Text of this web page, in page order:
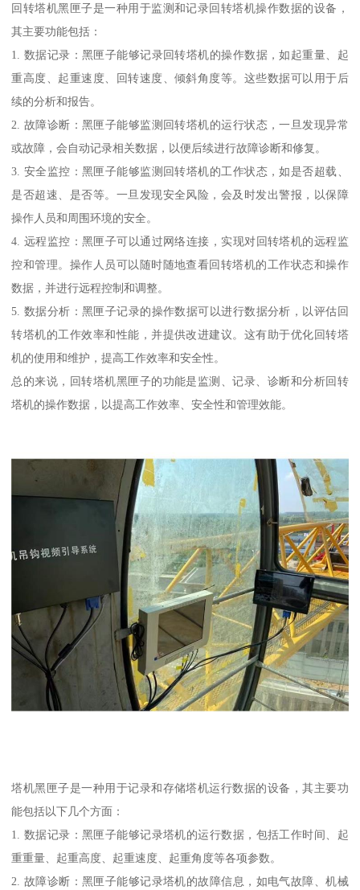
回转塔机黑匣子是一种用于监测和记录回转塔机操作数据的设备，
其主要功能包括：
1. 数据记录：黑匣子能够记录回转塔机的操作数据，如起重量、起
重高度、起重速度、回转速度、倾斜角度等。这些数据可以用于后
续的分析和报告。
2. 故障诊断：黑匣子能够监测回转塔机的运行状态，一旦发现异常
或故障，会自动记录相关数据，以便后续进行故障诊断和修复。
3. 安全监控：黑匣子能够监测回转塔机的工作状态，如是否超载、
是否超速、是否等。一旦发现安全风险，会及时发出警报，以保障
操作人员和周围环境的安全。
4. 远程监控：黑匣子可以通过网络连接，实现对回转塔机的远程监
控和管理。操作人员可以随时随地查看回转塔机的工作状态和操作
数据，并进行远程控制和调整。
5. 数据分析：黑匣子记录的操作数据可以进行数据分析，以评估回
转塔机的工作效率和性能，并提供改进建议。这有助于优化回转塔
机的使用和维护，提高工作效率和安全性。
总的来说，回转塔机黑匣子的功能是监测、记录、诊断和分析回转
塔机的操作数据，以提高工作效率、安全性和管理效能。
塔机黑匣子是一种用于记录和存储塔机运行数据的设备，其主要功
能包括以下几个方面：
1. 数据记录：黑匣子能够记录塔机的运行数据，包括工作时间、起
重重量、起重高度、起重速度、起重角度等各项参数。
2. 故障诊断：黑匣子能够记录塔机的故障信息，如电气故障、机械